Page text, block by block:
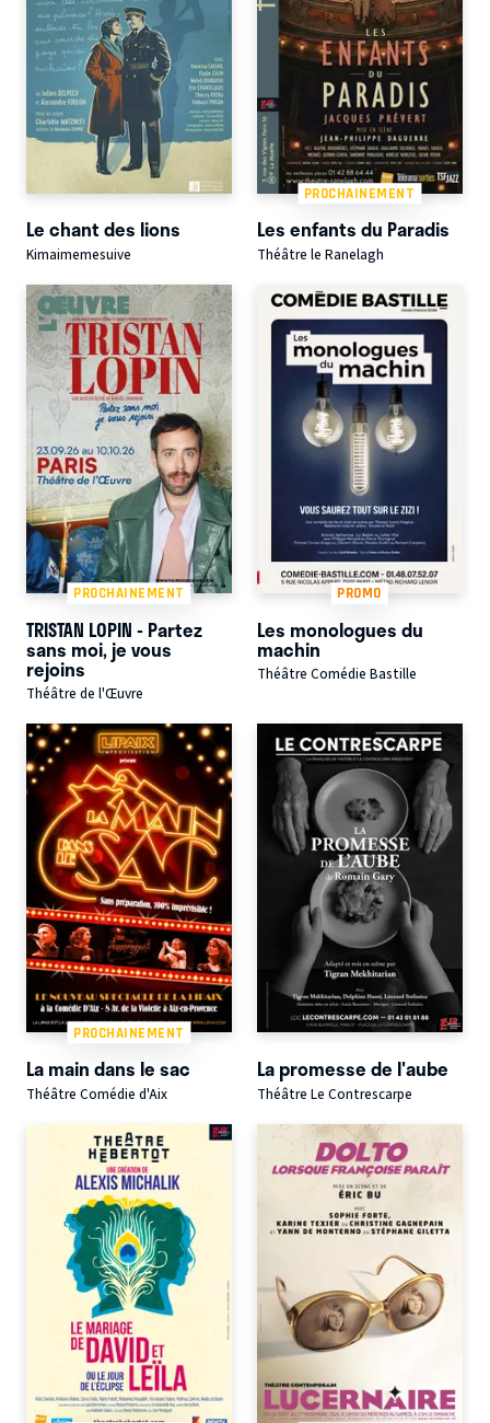
Le chant des lions
Kimaimemesuive
PROCHAINEMENT
Les enfants du Paradis
Théâtre le Ranelagh
PROCHAINEMENT
TRISTAN LOPIN - Partez
sans moi, je vous
rejoins
Théâtre de l'Œuvre
PROMO
Les monologues du
machin
Théâtre Comédie Bastille
PROCHAINEMENT
La main dans le sac
Théâtre Comédie d'Aix
La promesse de l'aube
Théâtre Le Contrescarpe